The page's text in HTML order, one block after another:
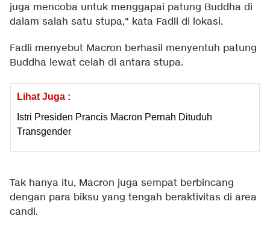
juga mencoba untuk menggapai patung Buddha di
dalam salah satu stupa," kata Fadli di lokasi.
Fadli menyebut Macron berhasil menyentuh patung
Buddha lewat celah di antara stupa.
Lihat Juga :
Istri Presiden Prancis Macron Pernah Dituduh
Transgender
Tak hanya itu, Macron juga sempat berbincang
dengan para biksu yang tengah beraktivitas di area
candi.